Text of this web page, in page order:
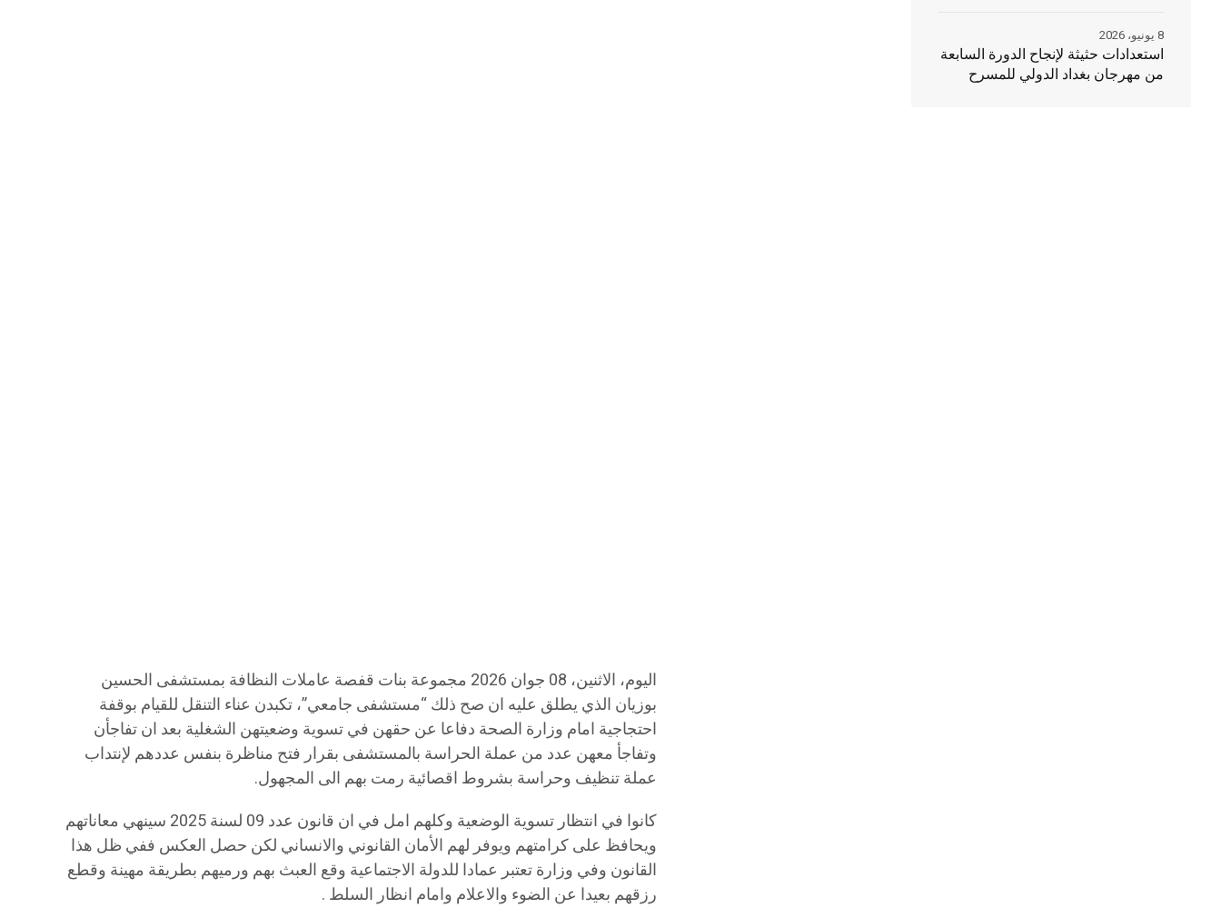
اليوم، الاثنين، 08 جوان 2026 مجموعة بنات قفصة عاملات النظافة بمستشفى الحسين
بوزيان الذي يطلق عليه ان صح ذلك “مستشفى جامعي”، تكبدن عناء التنقل للقيام بوقفة
احتجاجية امام وزارة الصحة دفاعا عن حقهن في تسوية وضعيتهن الشغلية بعد ان تفاجأن
وتفاجأ معهن عدد من عملة الحراسة بالمستشفى بقرار فتح مناظرة بنفس عددهم لإنتداب
عملة تنظيف وحراسة بشروط اقصائية رمت بهم الى المجهول.
كانوا في انتظار تسوية الوضعية وكلهم امل في ان قانون عدد 09 لسنة 2025 سينهي معاناتهم
ويحافظ على كرامتهم ويوفر لهم الأمان القانوني والانساني لكن حصل العكس ففي ظل هذا
القانون وفي وزارة تعتبر عمادا للدولة الاجتماعية وقع العبث بهم ورميهم بطريقة مهينة وقطع
رزقهم بعيدا عن الضوء والاعلام وامام انظار السلط .
استعدادات حثيثة لإنجاح الدورة السابعة
من مهرجان بغداد الدولي للمسرح
8 يونيو، 2026